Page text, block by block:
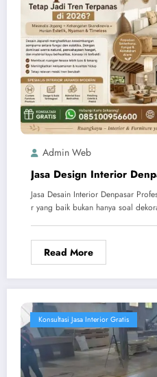
Admin Web
Jasa Design Interior
Jasa Desain Interior Denpasar
r yang baik bukan hanya soal
Read More
Konsultasi Jasa Interior Gratis